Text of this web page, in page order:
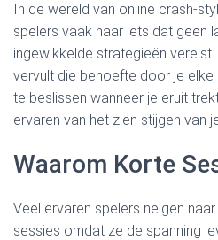
In de wereld van online crash-
spelers vaak naar iets dat geen
ingewikkelde strategieën vereist.
vervult die behoefte door je
te beslissen wanneer je eruit
ervaren van het zien stijgen van
Waarom Korte
Veel ervaren spelers neigen
sessies omdat ze de spanning